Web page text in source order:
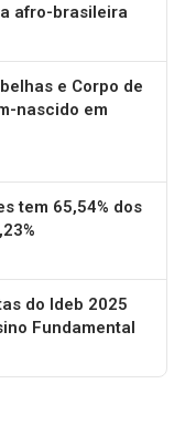
afro-brasileira
e Corpo de
nascido em
tem 65,54% dos
do Ideb 2025
Fundamental